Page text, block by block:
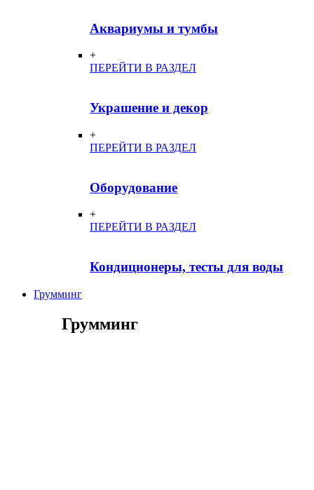
Аквариумы и тумбы
+
ПЕРЕЙТИ В РАЗДЕЛ
Украшение и декор
+
ПЕРЕЙТИ В РАЗДЕЛ
Оборудование
+
ПЕРЕЙТИ В РАЗДЕЛ
Кондиционеры, тесты для воды
Грумминг
Грумминг